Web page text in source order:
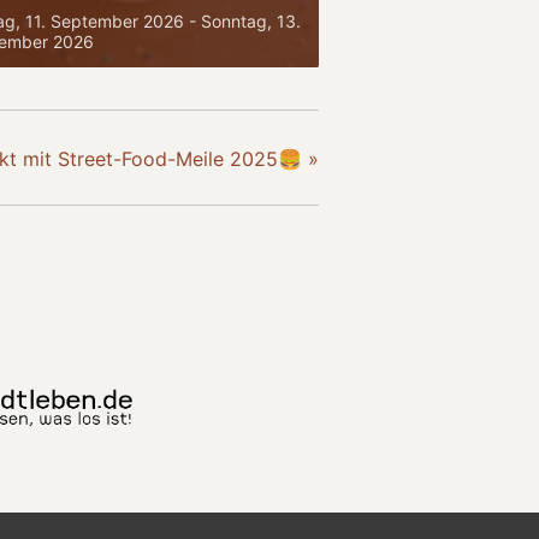
11. September 2026 - Sonntag, 13.
2026
mit Street-Food-Meile 2025🍔 »